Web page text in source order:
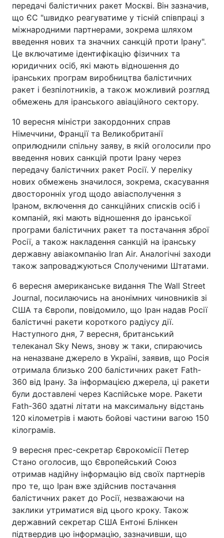
передачі балістичних ракет Москві. Він зазначив,
що ЄС "швидко реагуватиме у тісній співпраці з
міжнародними партнерами, зокрема шляхом
введення нових та значних санкцій проти Ірану".
Це включатиме ідентифікацію фізичних та
юридичних осіб, які мають відношення до
іранських програм виробництва балістичних
ракет і безпілотників, а також можливий розгляд
обмежень для іранського авіаційного сектору.
10 вересня міністри закордонних справ
Німеччини, Франції та Великобританії
оприлюднили спільну заяву, в якій оголосили про
введення нових санкцій проти Ірану через
передачу балістичних ракет Росії. У переліку
нових обмежень значилося, зокрема, скасування
двосторонніх угод щодо авіасполучення з
Іраном, включення до санкційних списків осіб і
компаній, які мають відношення до іранської
програми балістичних ракет та постачання зброї
Росії, а також накладення санкцій на іранську
державну авіакомпанію Iran Air. Аналогічні заходи
також запроваджуються Сполученими Штатами.
6 вересня американське видання The Wall Street
Journal, посилаючись на анонімних чиновників зі
США та Європи, повідомило, що Іран надав Росії
балістичні ракети короткого радіусу дії.
Наступного дня, 7 вересня, британський
телеканал Sky News, знову ж таки, спираючись
на неназване джерело в Україні, заявив, що Росія
отримала близько 200 балістичних ракет Fath-
360 від Ірану. За інформацією джерела, ці ракети
були доставлені через Каспійське море. Ракети
Fath-360 здатні літати на максимальну відстань
120 кілометрів і мають бойові частини вагою 150
кілограмів.
9 вересня прес-секретар Єврокомісії Петер
Стано оголосив, що Європейський Союз
отримав надійну інформацію від своїх партнерів
про те, що Іран вже здійснив постачання
балістичних ракет до Росії, незважаючи на
заклики утриматися від цього кроку. Також
державний секретар США Ентоні Блінкен
підтвердив цю інформацію, зазначивши, що